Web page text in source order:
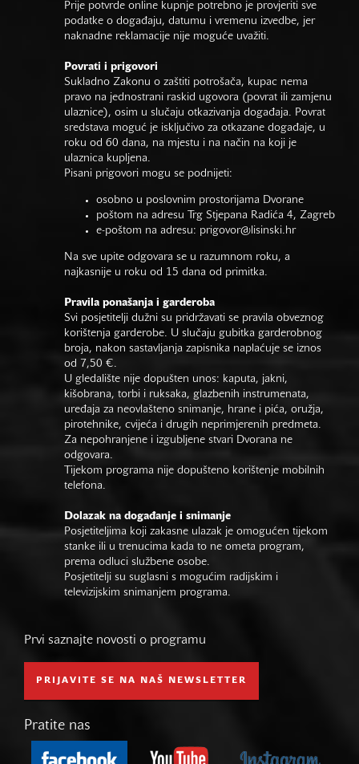
Prije potvrde online kupnje potrebno je provjeriti sve
podatke o događaju, datumu i vremenu izvedbe, jer
naknadne reklamacije nije moguće uvažiti.
Povrati i prigovori
Sukladno Zakonu o zaštiti potrošača, kupac nema
pravo na jednostrani raskid ugovora (povrat ili zamjenu
ulaznice), osim u slučaju otkazivanja događaja. Povrat
sredstava moguć je isključivo za otkazane događaje, u
roku od 60 dana, na mjestu i na način na koji je
ulaznica kupljena.
Pisani prigovori mogu se podnijeti:
osobno u poslovnim prostorijama Dvorane
poštom na adresu Trg Stjepana Radića 4, Zagreb
e-poštom na adresu: prigovor@lisinski.hr
Na sve upite odgovara se u razumnom roku, a
najkasnije u roku od 15 dana od primitka.
Pravila ponašanja i garderoba
Svi posjetitelji dužni su pridržavati se pravila obveznog
korištenja garderobe. U slučaju gubitka garderobnog
broja, nakon sastavljanja zapisnika naplaćuje se iznos
od 7,50 €.
U gledalište nije dopušten unos: kaputa, jakni,
kišobrana, torbi i ruksaka, glazbenih instrumenata,
uređaja za neovlašteno snimanje, hrane i pića, oružja,
pirotehnike, cvijeća i drugih neprimjerenih predmeta.
Za nepohranjene i izgubljene stvari Dvorana ne
odgovara.
Tijekom programa nije dopušteno korištenje mobilnih
telefona.
Dolazak na događanje i snimanje
Posjetiteljima koji zakasne ulazak je omogućen tijekom
stanke ili u trenucima kada to ne ometa program,
prema odluci službene osobe.
Posjetitelji su suglasni s mogućim radijskim i
televizijskim snimanjem programa.
Prvi saznajte novosti o programu
PRIJAVITE SE NA NAŠ NEWSLETTER
Pratite nas